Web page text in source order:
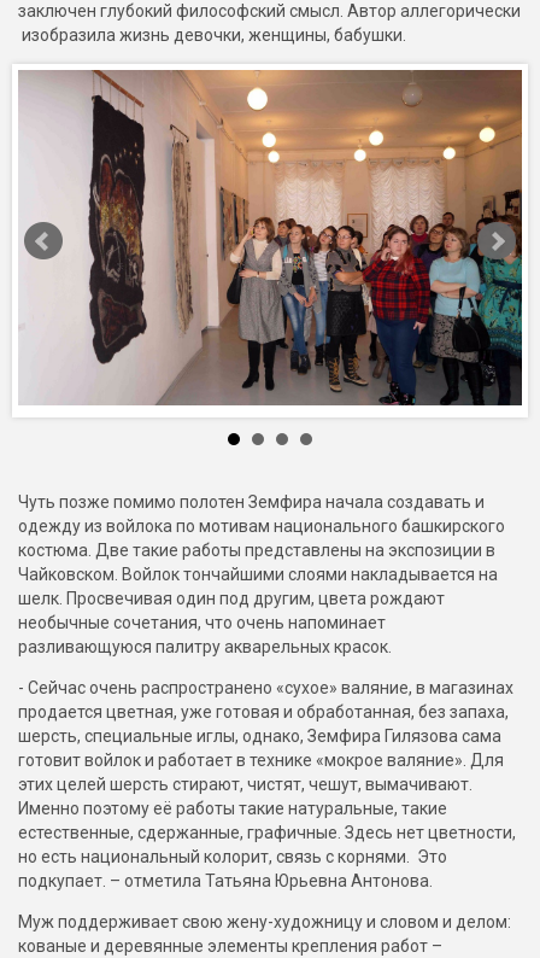
заключен глубокий философский смысл. Автор аллегорически
изобразила жизнь девочки, женщины, бабушки.
Чуть позже помимо полотен Земфира начала создавать и
одежду из войлока по мотивам национального башкирского
костюма. Две такие работы представлены на экспозиции в
Чайковском. Войлок тончайшими слоями накладывается на
шелк. Просвечивая один под другим, цвета рождают
необычные сочетания, что очень напоминает
разливающуюся палитру акварельных красок.
- Сейчас очень распространено «сухое» валяние, в магазинах
продается цветная, уже готовая и обработанная, без запаха,
шерсть, специальные иглы, однако, Земфира Гилязова сама
готовит войлок и работает в технике «мокрое валяние». Для
этих целей шерсть стирают, чистят, чешут, вымачивают.
Именно поэтому её работы такие натуральные, такие
естественные, сдержанные, графичные. Здесь нет цветности,
но есть национальный колорит, связь с корнями. Это
подкупает. – отметила Татьяна Юрьевна Антонова.
Муж поддерживает свою жену-художницу и словом и делом:
кованые и деревянные элементы крепления работ –